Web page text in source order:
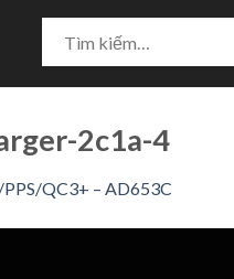
kiếm:
2c1a-4
QC3+ – AD653C